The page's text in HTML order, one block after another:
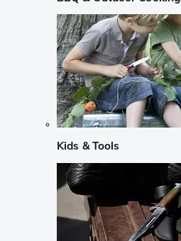
Kids & Tools